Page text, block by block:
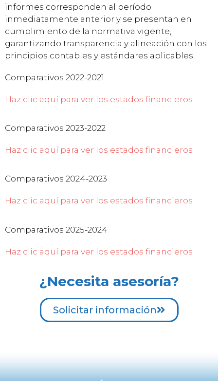
informes corresponden al período
inmediatamente anterior y se presentan en
cumplimiento de la normativa vigente,
garantizando transparencia y alineación con los
principios contables y estándares aplicables.
Comparativos 2022-2021
Haz clic aquí para ver los estados financieros
Comparativos 2023-2022
Haz clic aquí para ver los estados financieros
Comparativos 2024-2023
Haz clic aquí para ver los estados financieros
Comparativos 2025-2024
Haz clic aquí para ver los estados financieros
¿Necesita asesoría?
Solicitar información